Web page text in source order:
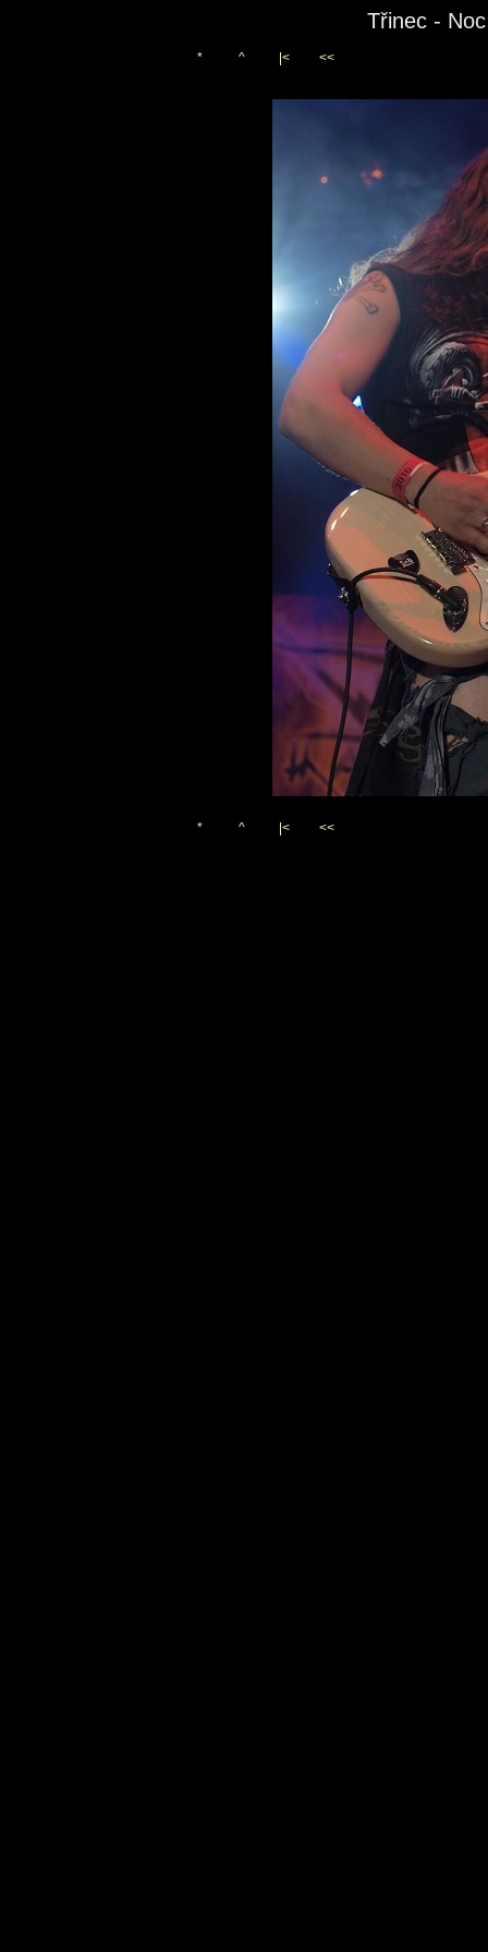
Třinec -
* ^ |< <<
* ^ |< <<